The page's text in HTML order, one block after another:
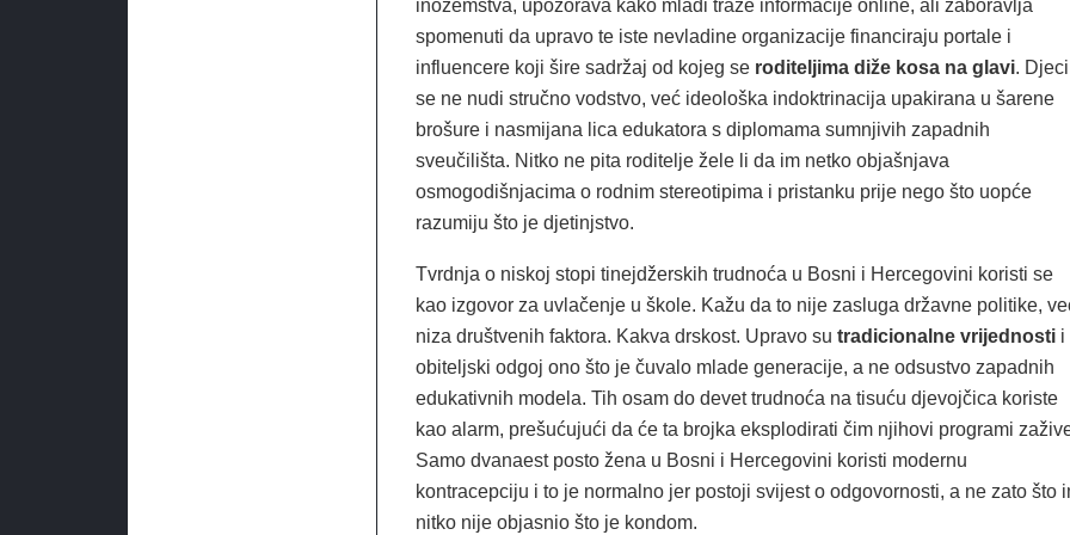
inozemstva, upozorava kako mladi traže informacije online, ali zaboravlja
spomenuti da upravo te iste nevladine organizacije financiraju portale i
influencere koji šire sadržaj od kojeg se roditeljima diže kosa na glavi. Djeci
se ne nudi stručno vodstvo, već ideološka indoktrinacija upakirana u šarene
brošure i nasmijana lica edukatora s diplomama sumnjivih zapadnih
sveučilišta. Nitko ne pita roditelje žele li da im netko objašnjava
osmogodišnjacima o rodnim stereotipima i pristanku prije nego što uopće
razumiju što je djetinjstvo.
Tvrdnja o niskoj stopi tinejdžerskih trudnoća u Bosni i Hercegovini koristi se
kao izgovor za uvlačenje u škole. Kažu da to nije zasluga državne politike,
niza društvenih faktora. Kakva drskost. Upravo su tradicionalne vrijednostii
obiteljski odgoj ono što je čuvalo mlade generacije, a ne odsustvo zapadnih
edukativnih modela. Tih osam do devet trudnoća na tisuću djevojčica koriste
kao alarm, prešućujući da će ta brojka eksplodirati čim njihovi programi
Samo dvanaest posto žena u Bosni i Hercegovini koristi modernu
kontracepciju i to je normalno jer postoji svijest o odgovornosti, a ne zato što
nitko nije objasnio što je kondom.